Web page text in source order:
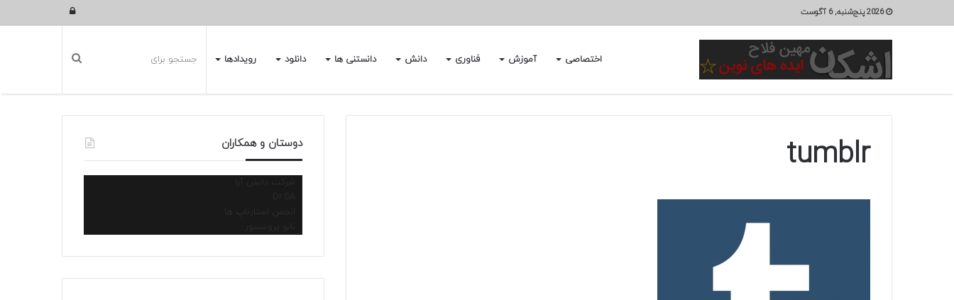
2026 پنج‌شنبه, 6 آگوست ورود
اختصاصی آموزش فناوری دانش دانستنی ها دانلود رویدادها
tumblr دوستان و همکاران
شرکت دانش آرا
انجمن استارتاپ ها
نانو پروسسور